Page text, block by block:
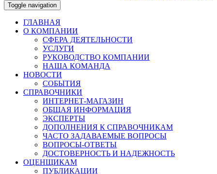
Toggle navigation
ГЛАВНАЯ
О КОМПАНИИ
СФЕРА ДЕЯТЕЛЬНОСТИ
УСЛУГИ
РУКОВОДСТВО КОМПАНИИ
НАША КОМАНДА
НОВОСТИ
СОБЫТИЯ
СПРАВОЧНИКИ
ИНТЕРНЕТ-МАГАЗИН
ОБЩАЯ ИНФОРМАЦИЯ
ЭКСПЕРТЫ
ДОПОЛНЕНИЯ К СПРАВОЧНИКАМ
ЧАСТО ЗАДАВАЕМЫЕ ВОПРОСЫ
ВОПРОСЫ-ОТВЕТЫ
ДОСТОВЕРНОСТЬ И НАДЕЖНОСТЬ
ОЦЕНЩИКАМ
ПУБЛИКАЦИИ